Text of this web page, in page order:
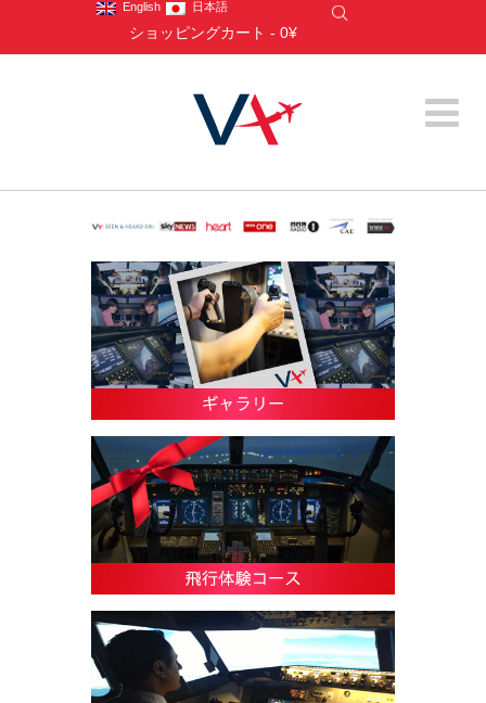
English 日本語
ショッピングカート - 0¥